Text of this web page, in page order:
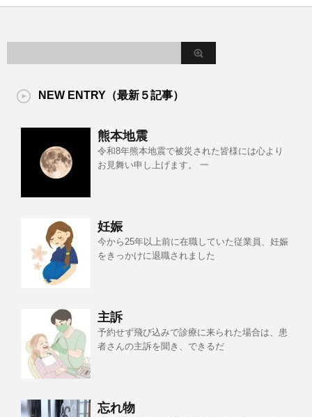
NEW ENTRY（最新５記事）
熊本地震
令和8年熊本地震で被災された皆様には心より
お見舞い申し上げます。 一
妊娠
今から25年以上前に在職していた従業員、妊娠
をきっかけに退職されました
主訴
予約せず飛び込みで診療に来られた場合は、患
者さんの主訴を聞き、できるだ
忘れ物